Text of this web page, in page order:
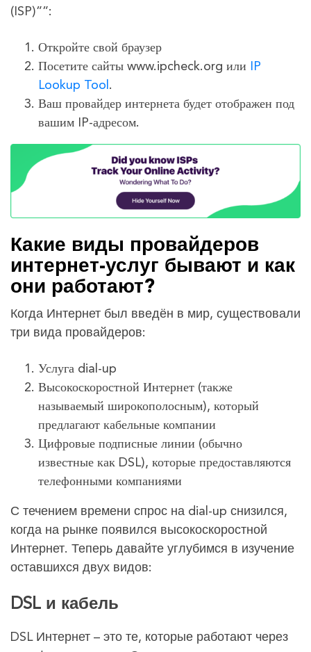
(ISP)””:
Откройте свой браузер
Посетите сайты www.ipcheck.org или
IP
Lookup Tool .
Ваш провайдер интернета будет отображен под
вашим IP-адресом.
Какие виды провайдеров
интернет-услуг бывают и как
они работают?
Когда Интернет был введён в мир, существовали
три вида провайдеров:
Услуга dial-up
Высокоскоростной Интернет (также
называемый широкополосным), который
предлагают кабельные компании
Цифровые подписные линии (обычно
известные как DSL), которые предоставляются
телефонными компаниями
С течением времени спрос на dial-up снизился,
когда на рынке появился высокоскоростной
Интернет. Теперь давайте углубимся в изучение
оставшихся двух видов:
DSL и кабель
DSL Интернет – это те, которые работают через